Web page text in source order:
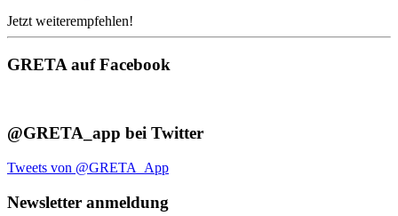
Jetzt weiterempfehlen!
GRETA auf Facebook
@GRETA_app bei Twitter
Tweets von @GRETA_App
Newsletter anmeldung